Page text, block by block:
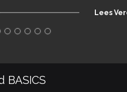
Lees
BASICS